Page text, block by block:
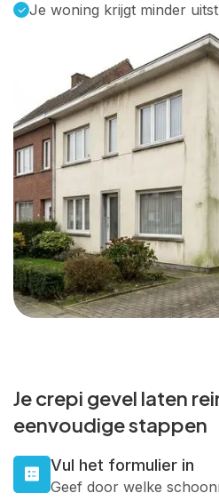
Je woning krijgt minder
Je crepi gevel laten
eenvoudige stappen
Vul het formulier in
Geef door welke